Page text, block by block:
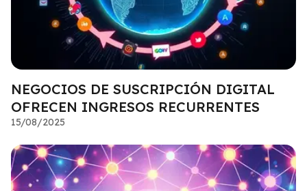
NEGOCIOS DE SUSCRIPCIÓN DIGITAL
OFRECEN INGRESOS RECURRENTES
15/08/2025